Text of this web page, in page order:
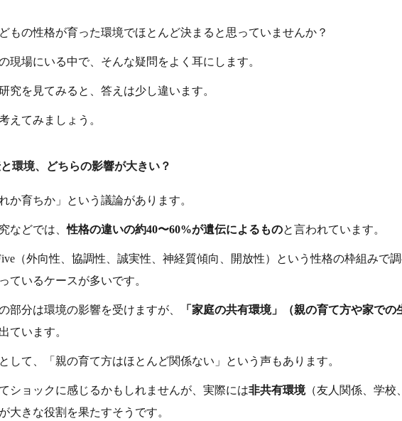
もの性格が育った環境でほとんど決まると思っていませんか？
現場にいる中で、そんな疑問をよく耳にします。
究を見てみると、答えは少し違います。
えてみましょう。
環境、どちらの影響が大きい？
か育ちか」という議論があります。
などでは、性格の違いの約40〜60%が遺伝によるものと言われています。
（外向性、協調性、誠実性、神経質傾向、開放性）という性格の枠組みで
ているケースが多いです。
部分は環境の影響を受けますが、
「家庭の共有環境」（親の育て方や家で
ています。
して、「親の育て方はほとんど関係ない」という声もあります。
ショックに感じるかもしれませんが、実際には非共有環境（友人関係、学校
大きな役割を果たすそうです。